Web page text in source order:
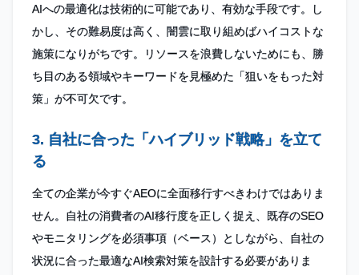
AIへの最適化は技術的に可能であり、有効な手段です。し
かし、その難易度は高く、闇雲に取り組めばハイコストな
施策になりがちです。リソースを浪費しないためにも、勝
ち目のある領域やキーワードを見極めた「狙いをもった対
策」が不可欠です。
3. 自社に合った「ハイブリッド戦略」を立て
る
全ての企業が今すぐAEOに全面移行すべきわけではありま
せん。自社の消費者のAI移行度を正しく捉え、既存のSEO
やモニタリングを必須事項（ベース）としながら、自社の
状況に合った最適なAI検索対策を設計する必要がありま